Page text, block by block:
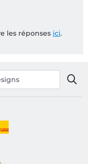
les réponses ici.